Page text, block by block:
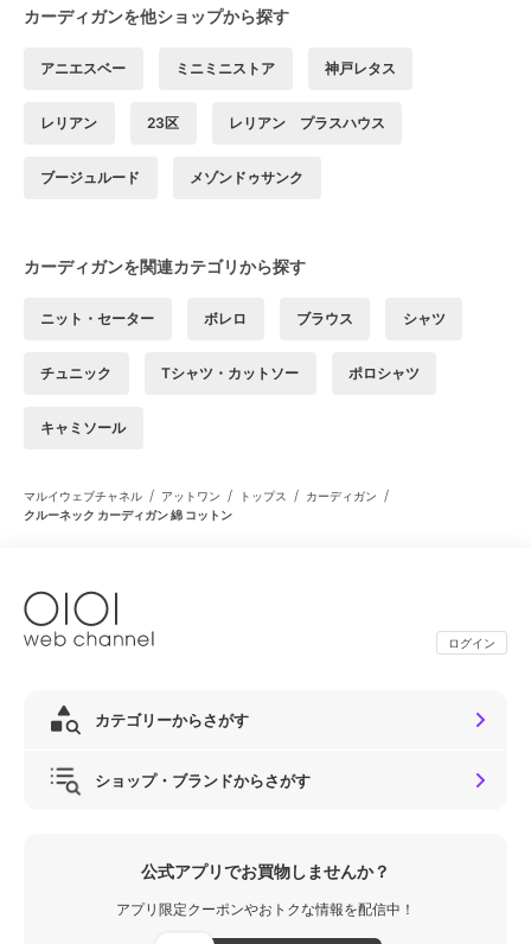
カーディガンを他ショップから探す
アニエスベー ミニミニストア 神戸レタス
レリアン 23区 レリアン プラスハウス
ブージュルード メゾンドゥサンク
カーディガンを関連カテゴリから探す
ニット・セーター ボレロ ブラウス シャツ
チュニック Tシャツ・カットソー ポロシャツ
キャミソール
マルイウェブチャネル / アットワン / トップス / カーディガン /
クルーネック カーディガン 綿 コットン
ログイン
カテゴリーからさがす
ショップ・ブランドからさがす
公式アプリでお買物しませんか？
アプリ限定クーポンやおトクな情報を配信中！